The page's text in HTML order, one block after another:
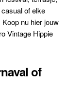
of elke
nu hier jouw
Vintage Hippie
of